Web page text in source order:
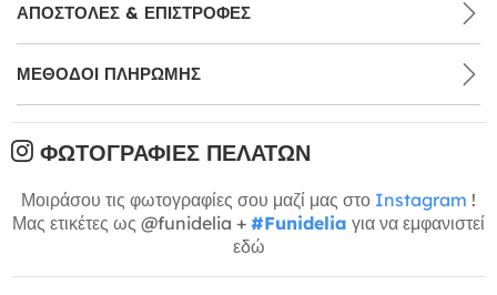
ΑΠΟΣΤΟΛΈΣ & ΕΠΙΣΤΡΟΦΈΣ
ΜΕΘΌΔΟΙ ΠΛΗΡΩΜΉΣ
ΦΩΤΟΓΡΑΦΊΕΣ ΠΕΛΑΤΏΝ
Μοιράσου τις φωτογραφίες σου μαζί μας στο Instagram !
Μας ετικέτες ως @funidelia + #Funidelia για να εμφανιστεί
εδώ